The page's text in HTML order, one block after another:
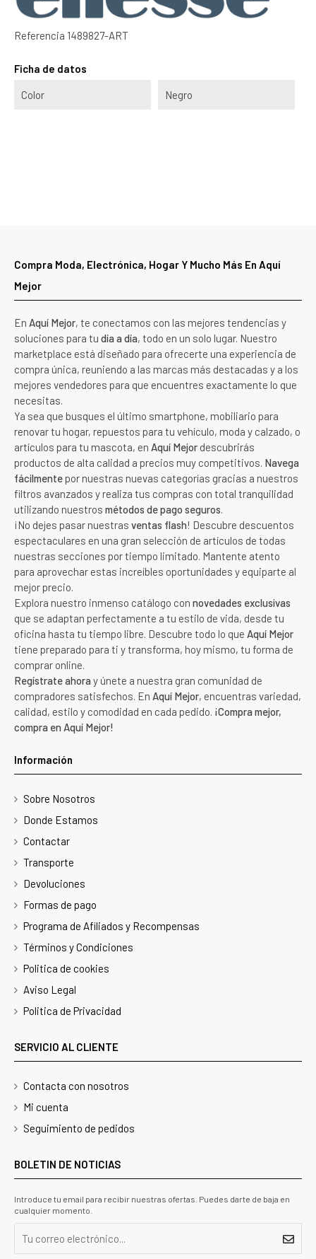
Referencia 1489827-ART
Ficha de datos
Color Negro
Compra Moda, Electrónica, Hogar Y Mucho Más En Aquí
Mejor
En Aquí Mejor, te conectamos con las mejores tendencias y
soluciones para tu día a día, todo en un solo lugar. Nuestro
marketplace está diseñado para ofrecerte una experiencia de
compra única, reuniendo a las marcas más destacadas y a los
mejores vendedores para que encuentres exactamente lo que
necesitas.
Ya sea que busques el último smartphone, mobiliario para
renovar tu hogar, repuestos para tu vehículo, moda y calzado, o
artículos para tu mascota, en Aquí Mejor descubrirás
productos de alta calidad a precios muy competitivos. Navega
fácilmente por nuestras nuevas categorías gracias a nuestros
filtros avanzados y realiza tus compras con total tranquilidad
utilizando nuestros métodos de pago seguros.
¡No dejes pasar nuestras ventas flash! Descubre descuentos
espectaculares en una gran selección de artículos de todas
nuestras secciones por tiempo limitado. Mantente atento
para aprovechar estas increíbles oportunidades y equiparte al
mejor precio.
Explora nuestro inmenso catálogo con novedades exclusivas
que se adaptan perfectamente a tu estilo de vida, desde tu
oficina hasta tu tiempo libre. Descubre todo lo que Aquí Mejor
tiene preparado para ti y transforma, hoy mismo, tu forma de
comprar online.
Regístrate ahora y únete a nuestra gran comunidad de
compradores satisfechos. En Aquí Mejor, encuentras variedad,
calidad, estilo y comodidad en cada pedido. ¡Compra mejor,
compra en Aquí Mejor!
Información
Sobre Nosotros
Donde Estamos
Contactar
Transporte
Devoluciones
Formas de pago
Programa de Afiliados y Recompensas
Términos y Condiciones
Politica de cookies
Aviso Legal
Politica de Privacidad
SERVICIO AL CLIENTE
Contacta con nosotros
Mi cuenta
Seguimiento de pedidos
BOLETIN DE NOTICIAS
Introduce tu email para recibir nuestras ofertas. Puedes darte de baja en
cualquier momento.